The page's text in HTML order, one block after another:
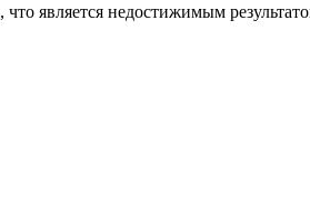
, что является недостижимым